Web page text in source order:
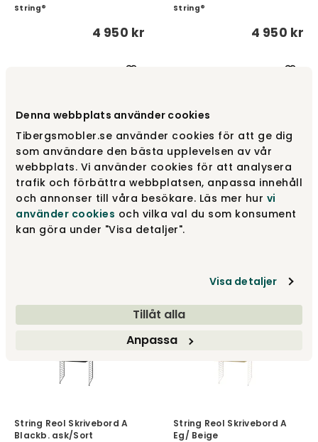
Denna webbplats använder cookies
Tibergsmobler.se använder cookies för att ge dig
som användare den bästa upplevelsen av vår
webbplats. Vi använder cookies för att analysera
trafik och förbättra webbplatsen, anpassa innehåll
och annonser till våra besökare. Läs mer hur vi
använder cookies och vilka val du som konsument
kan göra under "Visa detaljer".
Visa detaljer
Tillåt alla
Anpassa
String®
4 950 kr
String®
4 950 kr
String Reol Skrivebord A
Beige/ Beige
String®
String Reol Skrivebord A
Beige/ Hvid
String®
String Reol Skrivebord A
Blackb. ask/Sort
String Reol Skrivebord A
Eg/ Beige